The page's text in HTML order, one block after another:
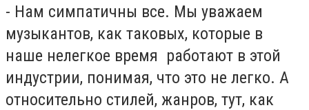
- Нам симпатичны все. Мы уважаем
музыкантов, как таковых, которые в
наше нелегкое время работают в этой
индустрии, понимая, что это не легко. А
относительно стилей, жанров, тут, как